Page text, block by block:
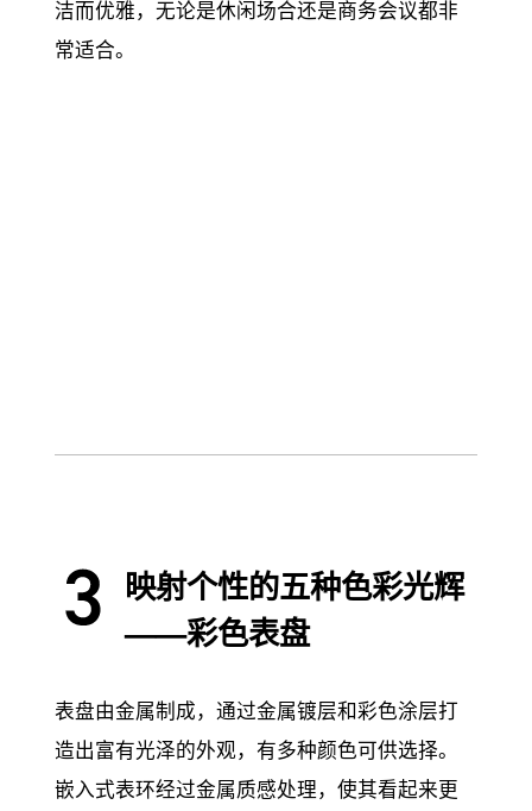
洁而优雅，无论是休闲场合还是商务会议都非
常适合。
映射个性的五种色彩光辉
——彩色表盘
表盘由金属制成，通过金属镀层和彩色涂层打
造出富有光泽的外观，有多种颜色可供选择。
嵌入式表环经过金属质感处理，使其看起来更